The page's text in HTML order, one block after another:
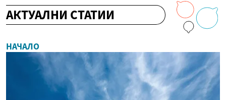
АКТУАЛНИ СТАТИИ
НАЧАЛО